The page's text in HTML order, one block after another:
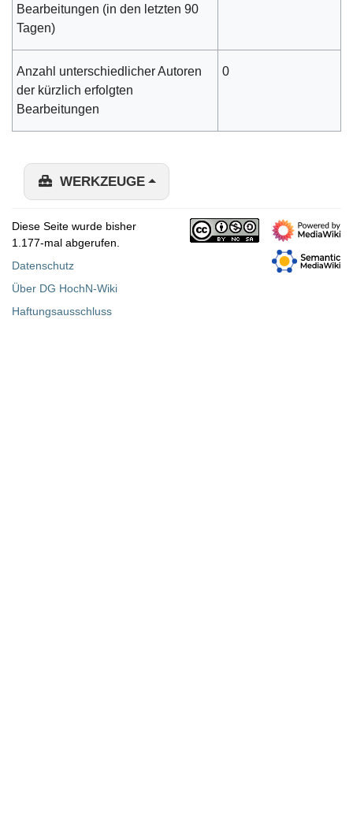
Bearbeitungen (in den letzten 90
Tagen)
Anzahl unterschiedlicher Autoren
der kürzlich erfolgten
Bearbeitungen
0
WERKZEUGE
Diese Seite wurde bisher
1.177-mal abgerufen.
Datenschutz
Über DG HochN-Wiki
Haftungsausschluss